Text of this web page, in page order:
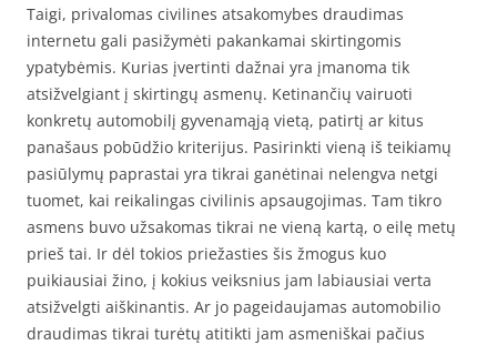
Taigi, privalomas civilines atsakomybes draudimas
internetu gali pasižymėti pakankamai skirtingomis
ypatybėmis. Kurias įvertinti dažnai yra įmanoma tik
atsižvelgiant į skirtingų asmenų. Ketinančių vairuoti
konkretų automobilį gyvenamąją vietą, patirtį ar kitus
panašaus pobūdžio kriterijus. Pasirinkti vieną iš teikiamų
pasiūlymų paprastai yra tikrai ganėtinai nelengva netgi
tuomet, kai reikalingas civilinis apsaugojimas. Tam tikro
asmens buvo užsakomas tikrai ne vieną kartą, o eilę metų
prieš tai. Ir dėl tokios priežasties šis žmogus kuo
puikiausiai žino, į kokius veiksnius jam labiausiai verta
atsižvelgti aiškinantis. Ar jo pageidaujamas automobilio
draudimas tikrai turėtų atitikti jam asmeniškai pačius